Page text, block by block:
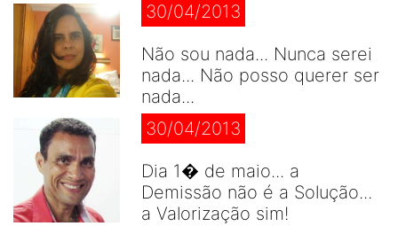
30/04/2013
Não sou nada... Nunca serei
nada... Não posso querer ser
nada...
30/04/2013
Dia 1� de maio... a
Demissão não é a Solução...
a Valorização sim!